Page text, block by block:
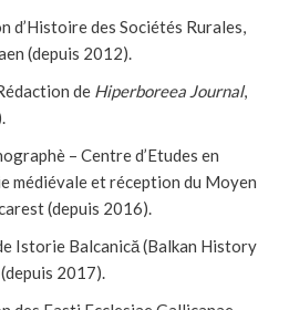
d’Histoire des Sociétés Rurales,
(depuis 2012).
de Hiperboreea Journal,
– Centre d’Etudes en
médiévale et réception du Moyen
(depuis 2016).
Istorie Balcanică (Balkan History
2017).